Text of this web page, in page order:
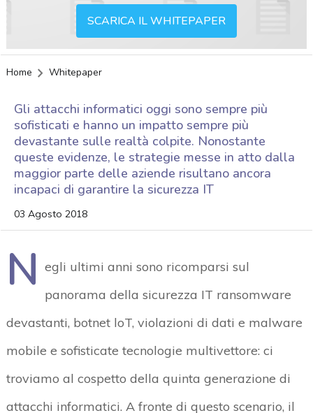
SCARICA IL WHITEPAPER
Home Whitepaper
Gli attacchi informatici oggi sono sempre più
sofisticati e hanno un impatto sempre più
devastante sulle realtà colpite. Nonostante
queste evidenze, le strategie messe in atto dalla
maggior parte delle aziende risultano ancora
incapaci di garantire la sicurezza IT
03 Agosto 2018
N egli ultimi anni sono ricomparsi sul
panorama della sicurezza IT ransomware
devastanti, botnet loT, violazioni di dati e malware
mobile e sofisticate tecnologie multivettore: ci
troviamo al cospetto della quinta generazione di
attacchi informatici. A fronte di questo scenario, il